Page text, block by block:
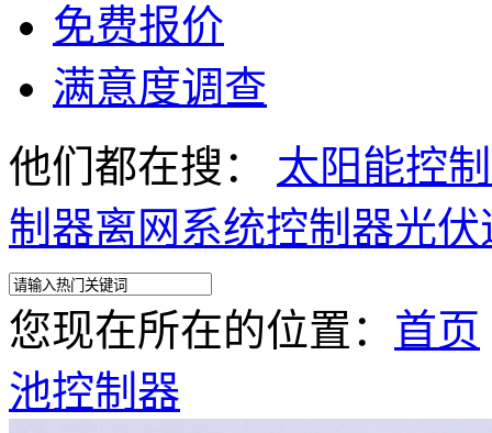
免费报价
满意度调查
他们都在搜：
太阳能控
制器离网系统控制器光伏
您现在所在的位置： 首页
池控制器